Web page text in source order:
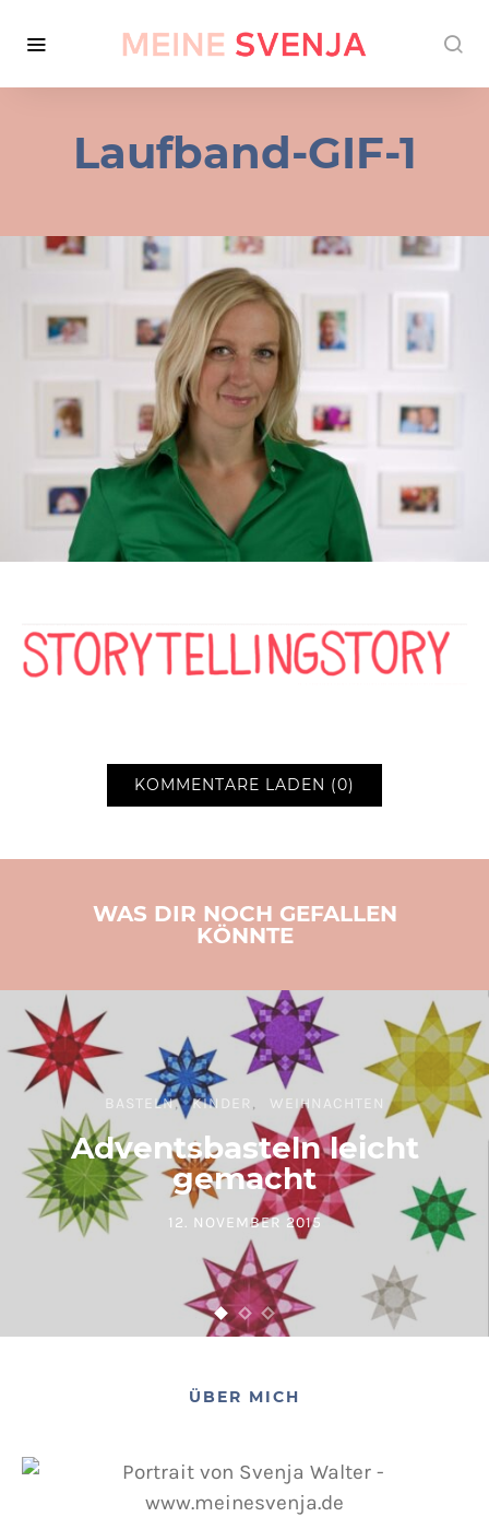
Laufband-GIF-1
KOMMENTARE LADEN (0)
WAS DIR NOCH GEFALLEN
KÖNNTE
BASTELN KINDER WEIHNACHTEN
Adventsbasteln leicht
gemacht
POSTED ON
12. NOVEMBER 2015
ÜBER MICH